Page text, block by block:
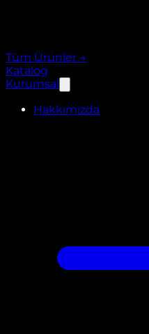
Tüm Ürünler →
Katalog
Kurumsal
Hakkımızda